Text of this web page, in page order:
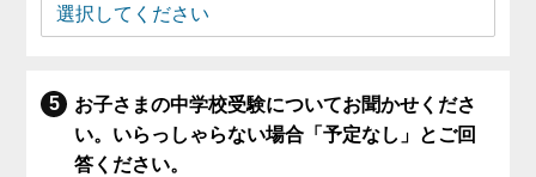
お子さまの中学校受験についてお聞かせくださ
い。いらっしゃらない場合「予定なし」とご回
答ください。